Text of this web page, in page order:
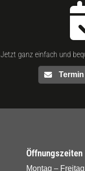
Jetzt ganz einfach und
Öffnungszeiten
Montag –